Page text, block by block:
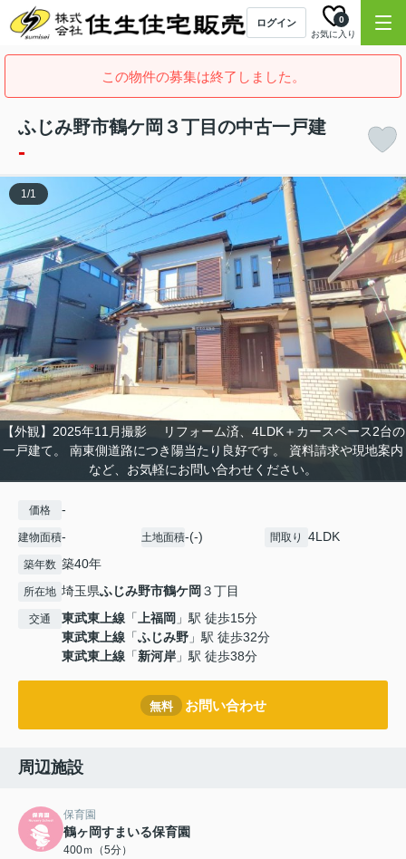
ログイン
お気に入り
0
この物件の募集は終了しました。
ふじみ野市鶴ケ岡３丁目の中古一戸建
-
【外観】2025年11月撮影 リフォーム済、4LDK＋カースペース2台の
一戸建て。 南東側道路につき陽当たり良好です。 資料請求や現地案内
など、お気軽にお問い合わせください。
1/1
価格 -
建物面積- 土地面積-(-) 間取り 4LDK
築年数 築40年
所在地 埼玉県ふじみ野市鶴ケ岡 ３丁目
交通 東武東上線 「上福岡 」駅 徒歩15分
東武東上線 「ふじみ野 」駅 徒歩32分
東武東上線 「新河岸 」駅 徒歩38分
無料 お問い合わせ
周辺施設
保育園
鶴ヶ岡すまいる保育園
400ｍ（5分）